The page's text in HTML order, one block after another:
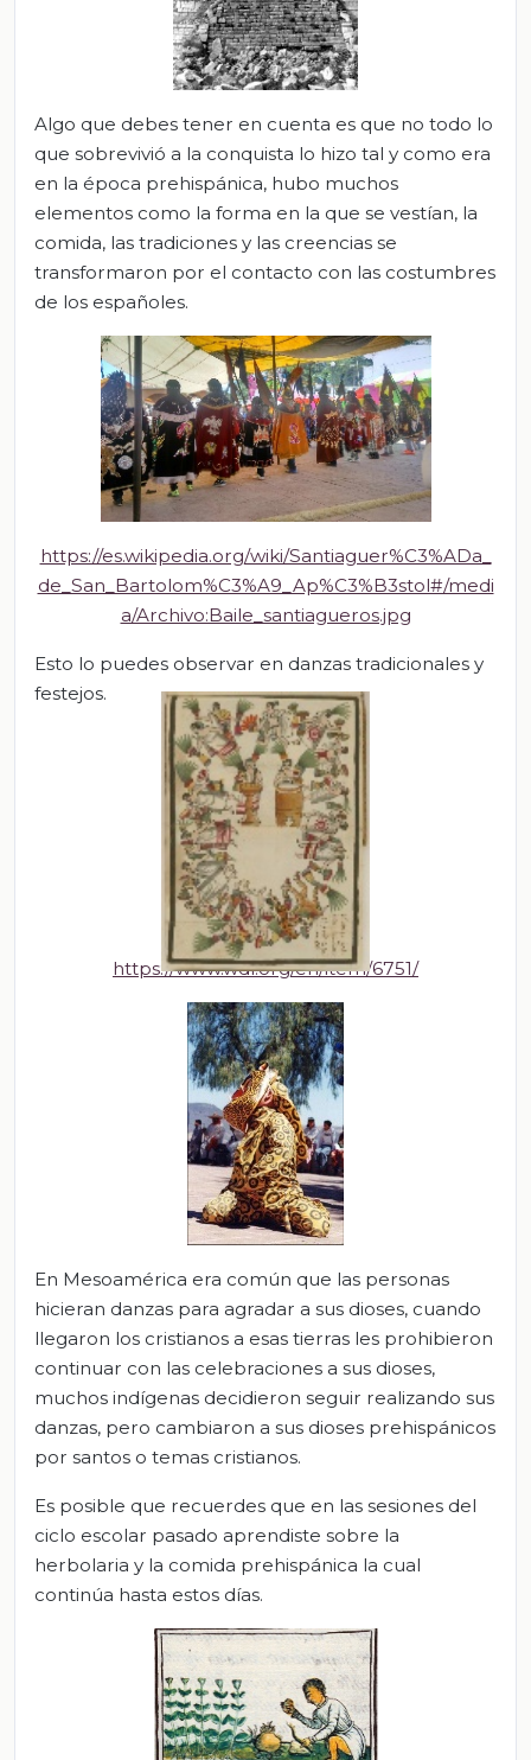
Algo que debes tener en cuenta es que no todo lo
que sobrevivió a la conquista lo hizo tal y como era
en la época prehispánica, hubo muchos
elementos como la forma en la que se vestían, la
comida, las tradiciones y las creencias se
transformaron por el contacto con las costumbres
de los españoles.
https://es.wikipedia.org/wiki/Santiaguer%C3%ADa_
de_San_Bartolom%C3%A9_Ap%C3%B3stol#/medi
a/Archivo:Baile_santiagueros.jpg
Esto lo puedes observar en danzas tradicionales y
festejos.
https://www.wdl.org/en/item/6751/
En Mesoamérica era común que las personas
hicieran danzas para agradar a sus dioses, cuando
llegaron los cristianos a esas tierras les prohibieron
continuar con las celebraciones a sus dioses,
muchos indígenas decidieron seguir realizando sus
danzas, pero cambiaron a sus dioses prehispánicos
por santos o temas cristianos.
Es posible que recuerdes que en las sesiones del
ciclo escolar pasado aprendiste sobre la
herbolaria y la comida prehispánica la cual
continúa hasta estos días.